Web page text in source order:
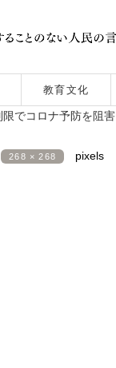
教育文化
でコロナ予防を阻害
268 × 268 pixels